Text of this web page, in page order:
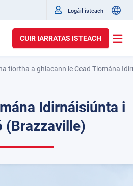
Logáil isteach
CUIR IARRATAS ISTEACH
tíortha a ghlacann le Cead Tiomána
Idirnáisiúnta i
(Brazzaville)